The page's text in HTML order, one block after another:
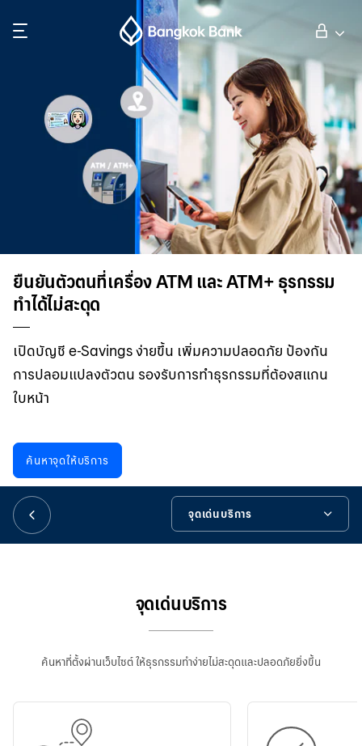
ลูกค้าธุรกิจ
กิจการธนาคารต่างประเทศ
นักลงทุนสัมพันธ์
เกี่ยวกับธนาคารกรุงเทพ
EN
ยืนยันตัวตนที่เครื่อง ATM และ ATM+ ธุรกรรม
ทำได้ไม่สะดุด
เปิดบัญชี e-Savings ง่ายขึ้น เพิ่มความปลอดภัย ป้องกัน
การปลอมแปลงตัวตน รองรับการทำธุรกรรมที่ต้องสแกน
ใบหน้า
ค้นหาจุดให้บริการ
จุดเด่นบริการ
บริการยืนยันตัวตน (Be My ID) ที่เครื่อง ATM และ ATM+
การยืนยันตัวตนที่เครื่องเอทีเอ็มไม่สำเร็จ
จุดเด่นบริการ
ค้นหาที่ตั้งผ่านเว็บไซต์ ให้ธุรกรรมทำง่ายไม่สะดุดและปลอดภัยยิ่งขึ้น